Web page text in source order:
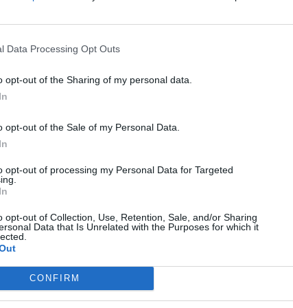
Data Processing Opt Outs
opt-out of the Sharing of my personal data.
opt-out of the Sale of my Personal Data.
opt-out of processing my Personal Data for Targeted
opt-out of Collection, Use, Retention, Sale, and/or Sharing
Data that Is Unrelated with the Purposes for which it
CONFIRM
til dit næste besøg i vores Forum.
og debat vedr.Neonrev
ikke rigtig har fået fat i, enten af en moderator eller en anden
få en snak om eventet med de andre farmere, det kan være alt
så har du et ønske om at afgive feedback, skal du benytte